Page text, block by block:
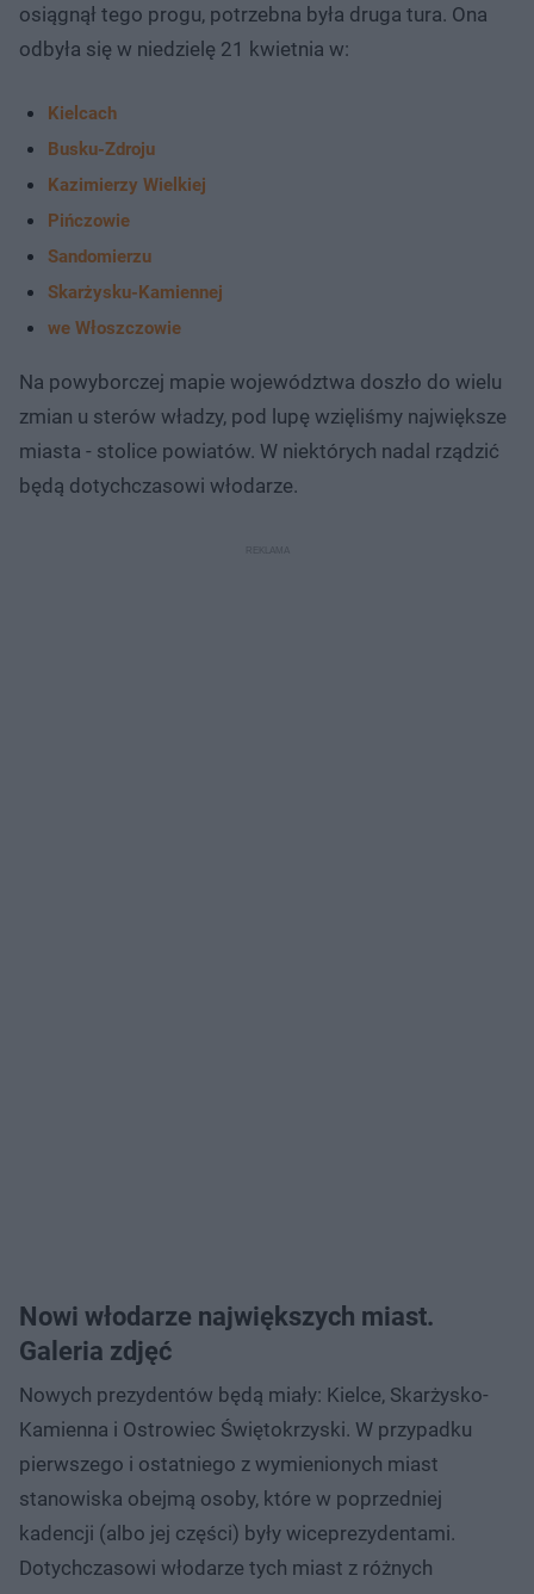
osiągnął tego progu, potrzebna była druga tura. Ona
odbyła się w niedzielę 21 kwietnia w:
Kielcach
Busku-Zdroju
Kazimierzy Wielkiej
Pińczowie
Sandomierzu
Skarżysku-Kamiennej
we Włoszczowie
Na powyborczej mapie województwa doszło do wielu
zmian u sterów władzy, pod lupę wzięliśmy największe
miasta - stolice powiatów. W niektórych nadal rządzić
będą dotychczasowi włodarze.
Nowi włodarze największych miast.
Galeria zdjęć
Nowych prezydentów będą miały: Kielce, Skarżysko-
Kamienna i Ostrowiec Świętokrzyski. W przypadku
pierwszego i ostatniego z wymienionych miast
stanowiska obejmą osoby, które w poprzedniej
kadencji (albo jej części) były wiceprezydentami.
Dotychczasowi włodarze tych miast z różnych